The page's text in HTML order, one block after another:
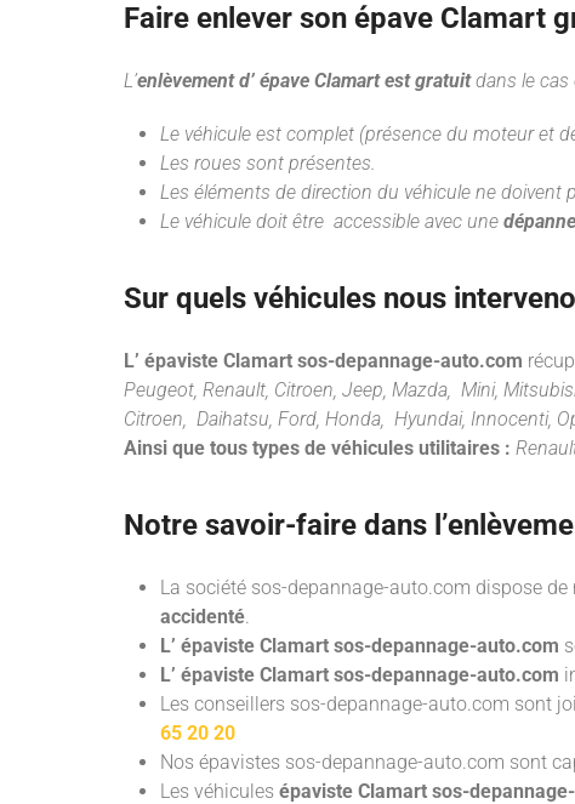
Faire enlever son épave Clamart
L’enlèvement d’ épave Clamart est gratuitdans le cas
Le véhicule est complet (présence du moteur et
Les roues sont présentes.
Les éléments de direction du véhicule ne doivent
Le véhicule doit être accessible avec une
Sur quels véhicules nous
L’ épaviste Clamart sos-depannage-auto.com
Peugeot, Renault, Citroen, Jeep, Mazda, Mini,
Citroen, Daihatsu, Ford, Honda, Hyundai, Innocenti,
Ainsi que tous types de véhicules utilitaires :
Notre savoir-faire dans l’
La société sos-depannage-auto.com dispose de
accidenté.
L’ épaviste Clamart sos-depannage-auto.com
L’ épaviste Clamart sos-depannage-auto.com
Les conseillers sos-depannage-auto.com sont
65 20 20
Nos épavistes sos-depannage-auto.com sont
Les véhicules épaviste Clamart sos-